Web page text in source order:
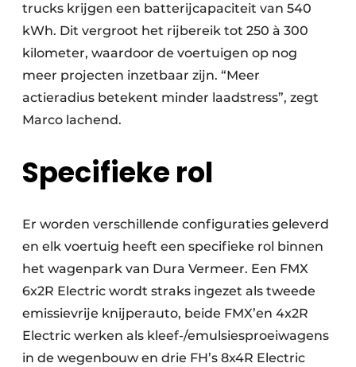
trucks krijgen een batterijcapaciteit van 540
kWh. Dit vergroot het rijbereik tot 250 à 300
kilometer, waardoor de voertuigen op nog
meer projecten inzetbaar zijn. “Meer
actieradius betekent minder laadstress”, zegt
Marco lachend.
Specifieke rol
Er worden verschillende configuraties geleverd
en elk voertuig heeft een specifieke rol binnen
het wagenpark van Dura Vermeer. Een FMX
6x2R Electric wordt straks ingezet als tweede
emissievrije knijperauto, beide FMX’en 4x2R
Electric werken als kleef-/emulsiesproeiwagens
in de wegenbouw en drie FH’s 8x4R Electric